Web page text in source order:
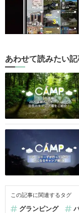
あわせて読みたい記
この記事に関連するタグ
グランピング